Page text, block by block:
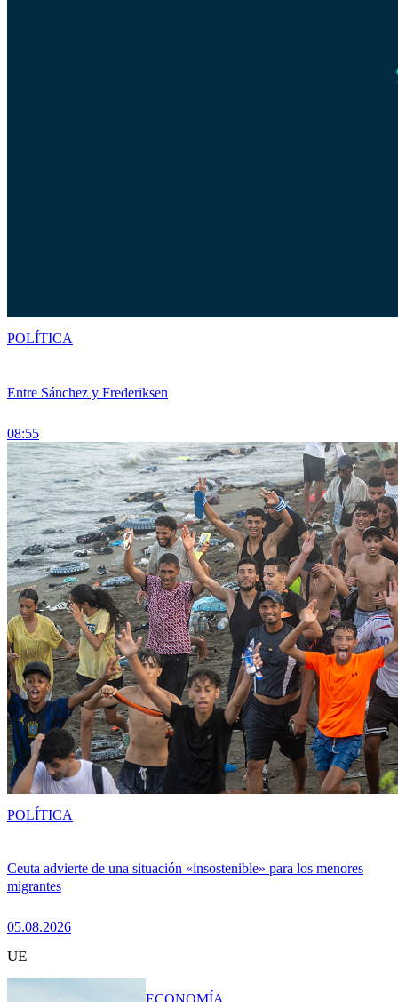
Entre Sánchez y Frederiksen
08:55
POLÍTICA
Ceuta advierte de una situación «insostenible» para los menores
migrantes
05.08.2026
POLÍTICA
UE